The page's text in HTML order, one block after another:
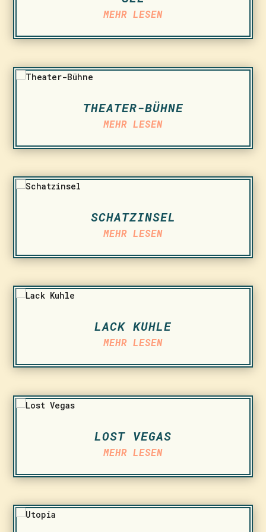
MEHR LESEN
THEATER-BÜHNE
MEHR LESEN
SCHATZINSEL
MEHR LESEN
LACK KUHLE
MEHR LESEN
LOST VEGAS
MEHR LESEN